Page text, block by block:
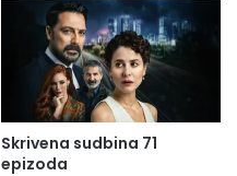
Skrivena sudbina 71
epizoda